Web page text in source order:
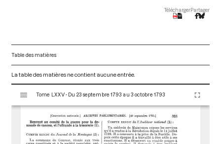
TéléchargerPartager
Table des matières
La table des matières ne contient aucune entrée.
s
Tome LXXV - Du 23 septembre 1793 au 3 octobre 1793